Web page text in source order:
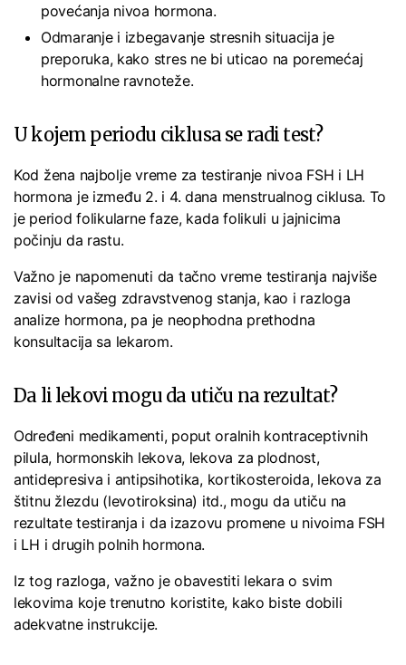
povećanja nivoa hormona.
Odmaranje i izbegavanje stresnih situacija je
preporuka, kako stres ne bi uticao na poremećaj
hormonalne ravnoteže.
U kojem periodu ciklusa se radi test?
Kod žena najbolje vreme za testiranje nivoa FSH i LH
hormona je između 2. i 4. dana menstrualnog ciklusa. To
je period folikularne faze, kada folikuli u jajnicima
počinju da rastu.
Važno je napomenuti da tačno vreme testiranja najviše
zavisi od vašeg zdravstvenog stanja, kao i razloga
analize hormona, pa je neophodna prethodna
konsultacija sa lekarom.
Da li lekovi mogu da utiču na rezultat?
Određeni medikamenti, poput oralnih kontraceptivnih
pilula, hormonskih lekova, lekova za plodnost,
antidepresiva i antipsihotika, kortikosteroida, lekova za
štitnu žlezdu (levotiroksina) itd., mogu da utiču na
rezultate testiranja i da izazovu promene u nivoima FSH
i LH i drugih polnih hormona.
Iz tog razloga, važno je obavestiti lekara o svim
lekovima koje trenutno koristite, kako biste dobili
adekvatne instrukcije.